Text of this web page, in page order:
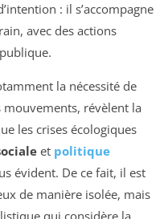
: il s’accompagne
avec des actions
la nécessité de
mouvements, révèlent la
les crises écologiques
et politique
évident. De ce fait, il est
de manière isolée, mais